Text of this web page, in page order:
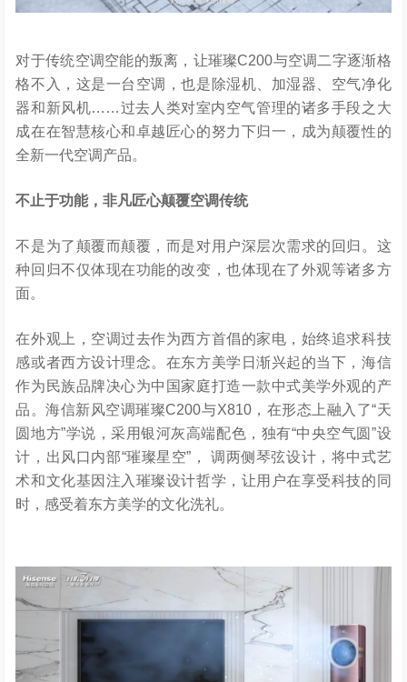
对于传统空调空能的叛离，让璀璨C200与空调二字逐渐格
格不入，这是一台空调，也是除湿机、加湿器、空气净化
器和新风机……过去人类对室内空气管理的诸多手段之大
成在在智慧核心和卓越匠心的努力下归一，成为颠覆性的
全新一代空调产品。
不止于功能，非凡匠心颠覆空调传统
不是为了颠覆而颠覆，而是对用户深层次需求的回归。这
种回归不仅体现在功能的改变，也体现在了外观等诸多方
面。
在外观上，空调过去作为西方首倡的家电，始终追求科技
感或者西方设计理念。在东方美学日渐兴起的当下，海信
作为民族品牌决心为中国家庭打造一款中式美学外观的产
品。海信新风空调璀璨C200与X810，在形态上融入了“天
圆地方”学说，采用银河灰高端配色，独有“中央空气圆”设
计，出风口内部“璀璨星空”， 调两侧琴弦设计，将中式艺
术和文化基因注入璀璨设计哲学，让用户在享受科技的同
时，感受着东方美学的文化洗礼。